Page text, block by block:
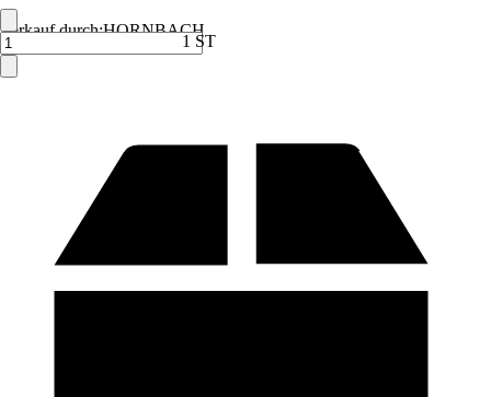
Verkauf durch:HORNBACH
1 ST